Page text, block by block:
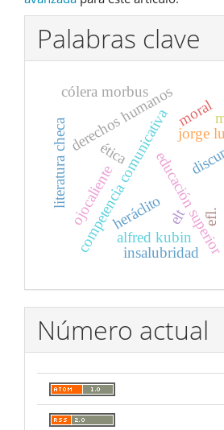
Palabras clave
competencia comunicativaeducación superior
jorge
heráclito
derechos humanos
ética
moral
alfred kubin
literatura checa
elt efl.
cólera morbus
ojocaliente
insalubridad
Número actual